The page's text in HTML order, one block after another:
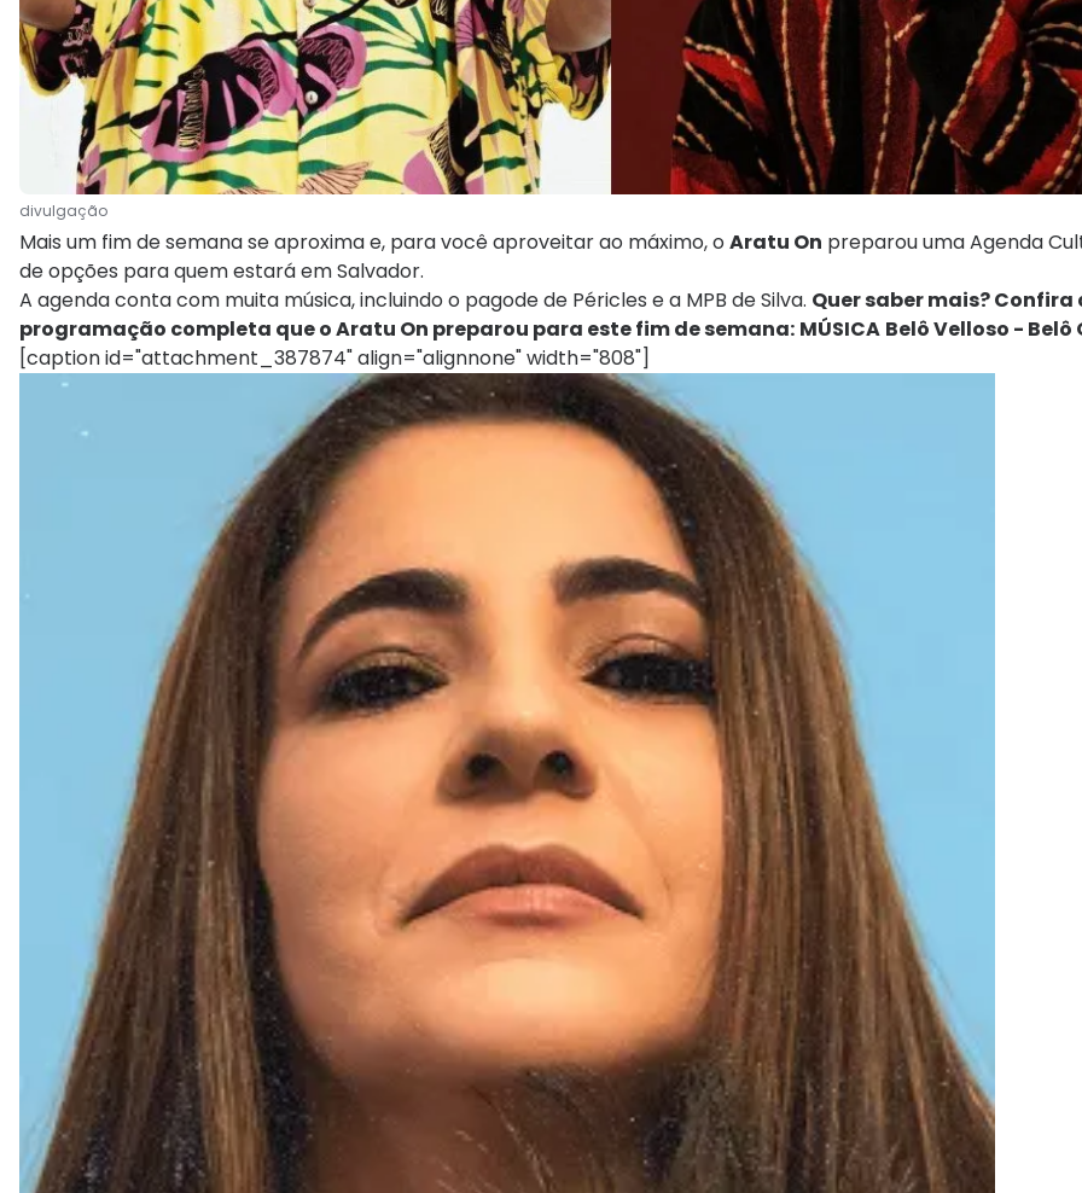
divulgação
Mais um fim de semana se aproxima e, para você aproveitar ao máximo, o Aratu On preparou uma Agenda
de opções para quem estará em Salvador.
A agenda conta com muita música, incluindo o pagode de Péricles e a MPB de Silva. Quer saber mais? Confira
programação completa que o Aratu On preparou para este fim de semana: MÚSICA Belô Velloso - Belô
[caption id="attachment_387874" align="alignnone" width="808"]